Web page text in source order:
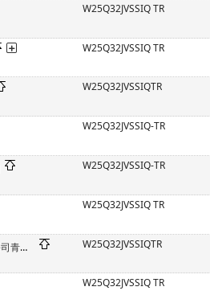
W25Q32JVSSIQ TR
W25Q32JVSSIQ TR
W25Q32JVSSIQTR
W25Q32JVSSIQ-TR
W25Q32JVSSIQ-TR
W25Q32JVSSIQ TR
北京京北通宇电子元件有限公司青岛分公司 W25Q32JVSSIQTR
W25Q32JVSSIQ TR